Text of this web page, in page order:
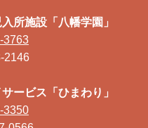
所施設「八幡学園」
3763
2146
ービス「ひまわり」
3350